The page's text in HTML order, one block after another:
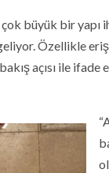
büyük bir
Özellikle
açısı ile